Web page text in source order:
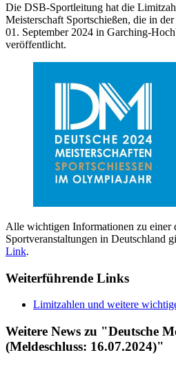
Die DSB-Sportleitung hat die
Meisterschaft Sportschießen, die in
01. September 2024 in Garching-
veröffentlicht.
Alle wichtigen Informationen zu einer
Sportveranstaltungen in Deutschland
Link.
Weiterführende Links
Limitzahlen und weitere
Weitere News zu "Deutsche
(Meldeschluss: 16.07.2024)"